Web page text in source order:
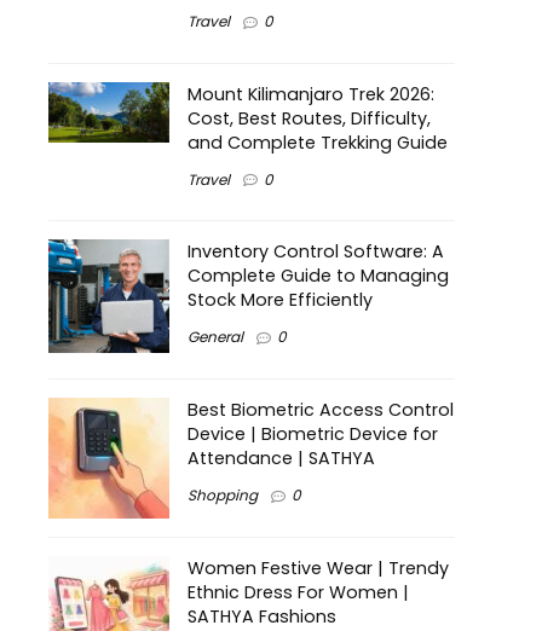
Travel 0
Mount Kilimanjaro Trek 2026:
Cost, Best Routes, Difficulty,
and Complete Trekking Guide
Travel 0
Inventory Control Software: A
Complete Guide to Managing
Stock More Efficiently
General 0
Best Biometric Access Control
Device | Biometric Device for
Attendance | SATHYA
Shopping 0
Women Festive Wear | Trendy
Ethnic Dress For Women |
SATHYA Fashions